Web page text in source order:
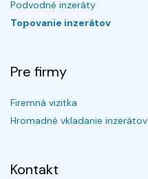
Podvodné inzeráty
Topovanie inzerátov
Pre firmy
Firemná vizitka
Hromadné vkladanie inzerátov
Kontakt